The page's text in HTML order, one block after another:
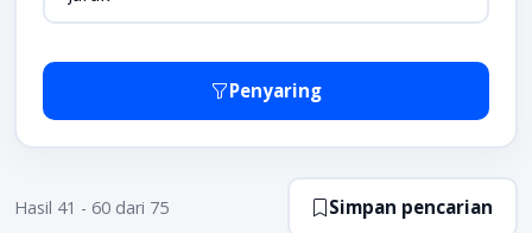
Penyaring
Hasil 41 - 60 dari 75 Simpan pencarian